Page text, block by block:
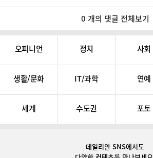
0 개의 댓글 전체보기
오피니언 정치 사회
생활/문화 IT/과학 연예
세계 수도권 포토
데일리안 SNS에서도